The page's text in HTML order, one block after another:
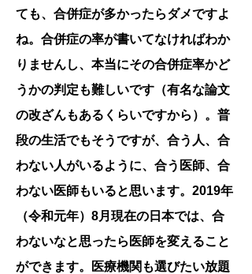
ても、合併症が多かったらダメですよ
ね。合併症の率が書いてなければわか
りませんし、本当にその合併症率かど
うかの判定も難しいです（有名な論文
の改ざんもあるくらいですから）。普
段の生活でもそうですが、合う人、合
わない人がいるように、合う医師、合
わない医師もいると思います。2019年
（令和元年）8月現在の日本では、合
わないなと思ったら医師を変えること
ができます。医療機関も選びたい放題